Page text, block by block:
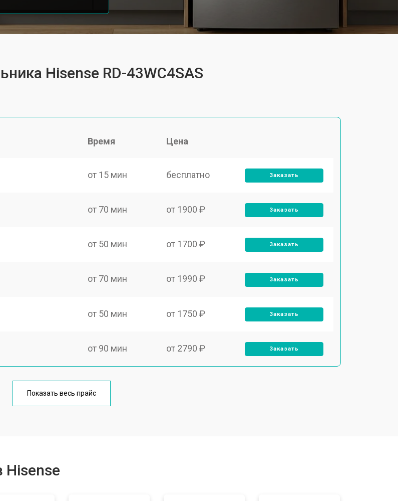
Hisense RD-43WC4SAS
Время Цена
от 15 мин бесплатно Заказать
от 70 мин от 1900 ₽ Заказать
от 50 мин от 1700 ₽ Заказать
от 70 мин от 1990 ₽ Заказать
от 50 мин от 1750 ₽ Заказать
от 90 мин от 2790 ₽ Заказать
от 50 мин
Показать весь прайс
Hisense